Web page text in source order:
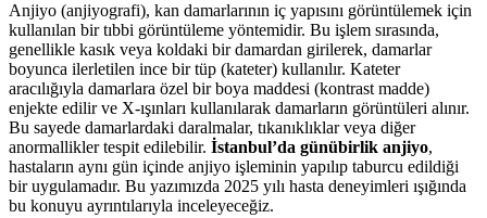
Anjiyo (anjiyografi), kan damarlarının iç yapısını görüntülemek için
kullanılan bir tıbbi görüntüleme yöntemidir. Bu işlem sırasında,
genellikle kasık veya koldaki bir damardan girilerek, damarlar
boyunca ilerletilen ince bir tüp (kateter) kullanılır. Kateter
aracılığıyla damarlara özel bir boya maddesi (kontrast madde)
enjekte edilir ve X-ışınları kullanılarak damarların görüntüleri alınır.
Bu sayede damarlardaki daralmalar, tıkanıklıklar veya diğer
anormallikler tespit edilebilir. İstanbul’da günübirlik anjiyo,
hastaların aynı gün içinde anjiyo işleminin yapılıp taburcu edildiği
bir uygulamadır. Bu yazımızda 2025 yılı hasta deneyimleri ışığında
bu konuyu ayrıntılarıyla inceleyeceğiz.